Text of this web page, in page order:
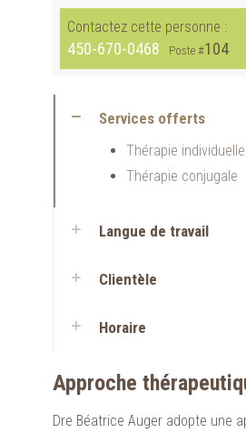
Contactez cette personne :
450-670-0468 Poste #104
Services offerts
Thérapie individuelle
Thérapie conjugale
Langue de travail
Clientèle
Horaire
Approche
Dre Béatrice Auger adopte une